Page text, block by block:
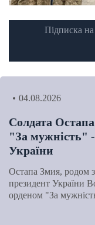
Підписка
04.08.2026
Солдата
"За мужність" -
України
Остапа Змия, родом
президент України
орденом "За